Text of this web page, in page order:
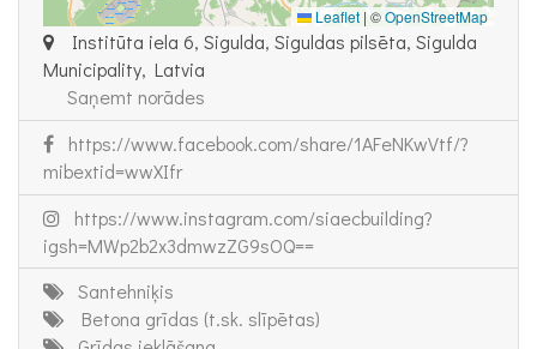
Leaflet | ©OpenStreetMap
Institūta iela 6, Sigulda, Siguldas pilsēta, Sigulda
Municipality, Latvia
Saņemt norādes
https://www.facebook.com/share/1AFeNKwVtf/?
mibextid=wwXIfr
https://www.instagram.com/siaecbuilding?
igsh=MWp2b2x3dmwzZG9sOQ==
Santehniķis
Betona grīdas (t.sk. slīpētas)